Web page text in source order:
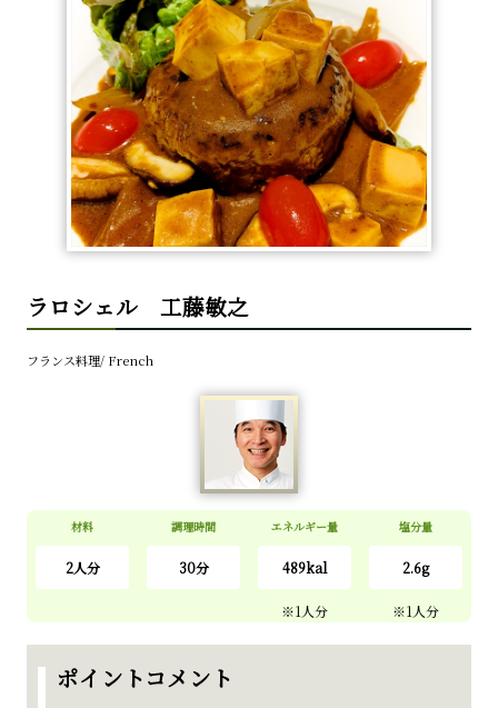
ラロシェル 工藤敏之
フランス料理/ French
材料
2人分
調理時間
30分
エネルギー量
489kal
塩分量
2.6g
ポイントコメント